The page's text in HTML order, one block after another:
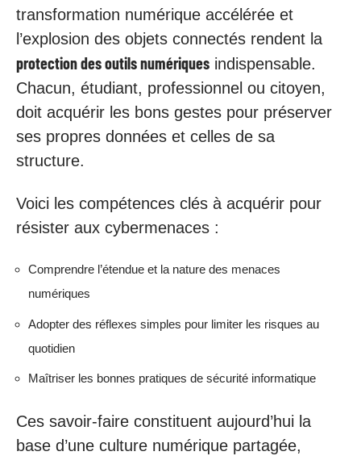
transformation numérique accélérée et
l’explosion des objets connectés rendent la
protection des outils numériques indispensable.
Chacun, étudiant, professionnel ou citoyen,
doit acquérir les bons gestes pour préserver
ses propres données et celles de sa
structure.
Voici les compétences clés à acquérir pour
résister aux cybermenaces :
Comprendre l’étendue et la nature des menaces
numériques
Adopter des réflexes simples pour limiter les risques au
quotidien
Maîtriser les bonnes pratiques de sécurité informatique
Ces savoir-faire constituent aujourd’hui la
base d’une culture numérique partagée,